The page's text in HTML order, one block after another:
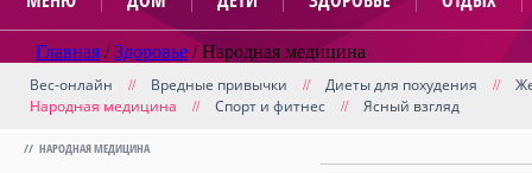
Главная /Здоровье /Народная медицина
Вес-онлайн
// Вредные привычки // Диеты для похудения //
Народная медицина
// Спорт и фитнес // Ясный взгляд
// НАРОДНАЯ МЕДИЦИНА